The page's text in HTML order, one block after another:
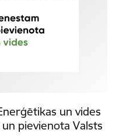
un vides
pievienota Valsts